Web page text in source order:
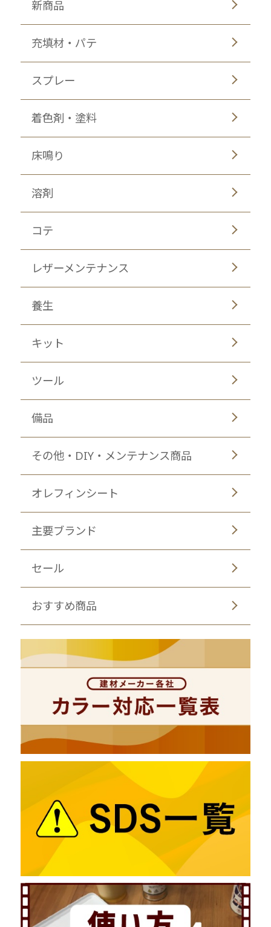
新商品
充填材・パテ
スプレー
着色剤・塗料
床鳴り
溶剤
コテ
レザーメンテナンス
養生
キット
ツール
備品
その他・DIY・メンテナンス商品
オレフィンシート
主要ブランド
セール
おすすめ商品